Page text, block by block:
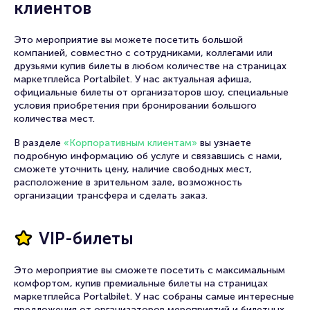
маска» в 2011, 2013 и 2022 годах. В 2014
году он удостоился «Приза критики» этой
же премии за постановку спектакля
«Идеальный муж. Комедия». Также
Богомолов является лауреатом таких
наград, как театральная премия «Чайка»,
«Творческое открытие», премия Москвы и
других престижных наград.
клиентов
Это мероприятие вы можете посетить большой
компанией, совместно с сотрудниками, коллегами или
друзьями купив билеты в любом количестве на страницах
маркетплейса Portalbilet. У нас актуальная афиша,
официальные билеты от организаторов шоу, специальные
условия приобретения при бронировании большого
количества мест.
В разделе «Корпоративным клиентам» вы узнаете
подробную информацию об услуге и связавшись с нами,
сможете уточнить цену, наличие свободных мест,
расположение в зрительном зале, возможность
организации трансфера и сделать заказ.
VIP-билеты
Это мероприятие вы сможете посетить с максимальным
комфортом, купив премиальные билеты на страницах
маркетплейса Portalbilet. У нас собраны самые интересные